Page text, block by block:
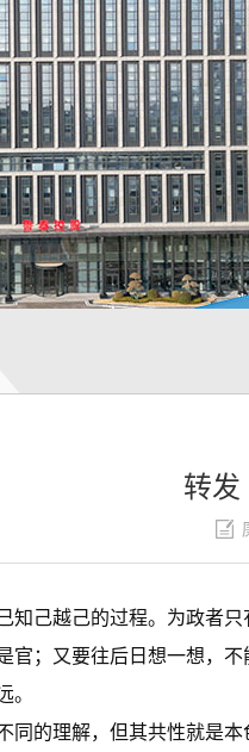
转发
己越己的过程。为政者只
官；又要往后日想一想，
。
的理解，但其共性就是本